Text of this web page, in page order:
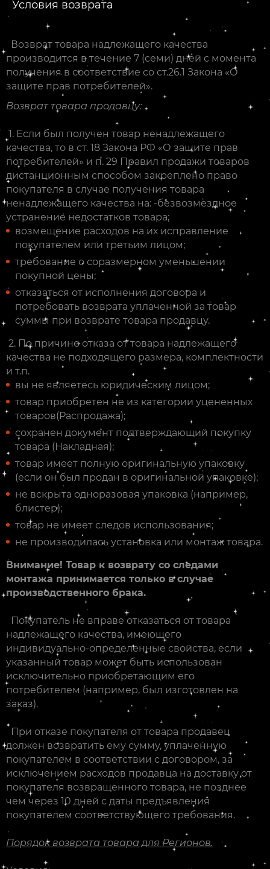
Условия возврата
Возврат товара надлежащего качества
производится в течение 7 (семи) дней с момента
получения в соответствие со ст.26.1 Закона «О
защите прав потребителей».
Возврат товара продавцу:
1. Если был получен товар ненадлежащего
качества, то в ст. 18 Закона РФ «О защите прав
потребителей» и п. 29 Правил продажи товаров
дистанционным способом закреплено право
покупателя в случае получения товара
ненадлежащего качества на: -безвозмездное
устранение недостатков товара;
возмещение расходов на их исправление
покупателем или третьим лицом;
требование о соразмерном уменьшении
покупной цены;
отказаться от исполнения договора и
потребовать возврата уплаченной за товар
суммы при возврате товара продавцу.
2. По причине отказа от товара надлежащего
качества не подходящего размера, комплектности
и т.п.
вы не являетесь юридическим лицом;
товар приобретен не из категории уцененных
товаров(Распродажа);
сохранен документ подтверждающий покупку
товара (Накладная);
товар имеет полную оригинальную упаковку
(если он был продан в оригинальной упаковке);
не вскрыта одноразовая упаковка (например,
блистер);
товар не имеет следов использования;
не производилась установка или монтаж товара.
Внимание! Товар к возврату со следами
монтажа принимается только в случае
производственного брака.
Покупатель не вправе отказаться от товара
надлежащего качества, имеющего
индивидуально-определенные свойства, если
указанный товар может быть использован
исключительно приобретающим его
потребителем (например, был изготовлен на
заказ).
При отказе покупателя от товара продавец
должен возвратить ему сумму, уплаченную
покупателем в соответствии с договором, за
исключением расходов продавца на доставку от
покупателя возвращенного товара, не позднее
чем через 10 дней с даты предъявления
покупателем соответствующего требования.
Порядок возврата товара для Регионов.